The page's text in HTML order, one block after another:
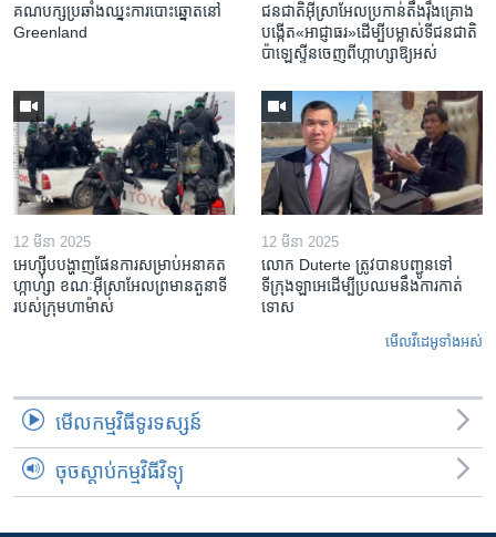
គណបក្ស​ប្រឆាំង​ឈ្នះ​ការបោះឆ្នោត​នៅ
Greenland
ជនជាតិ​អ៊ីស្រាអែល​ប្រកាន់​តឹងរ៉ឹង​គ្រោង​
បង្កើត​«អាជ្ញាធរ‍»​ដើម្បី​បម្លាស់​ទី​ជនជាតិ​
ប៉ាឡេស្ទីន​ចេញពី​ហ្កាហ្សា​ឱ្យ​អស់
12 មីនា 2025
អេហ្ស៊ីប​បង្ហាញ​ផែនការ​សម្រាប់​អនាគត​
ហ្កាហ្សា ខណៈ​អ៊ីស្រាអែល​ព្រមាន​តួនាទី​
របស់​ក្រុម​ហាម៉ាស់
12 មីនា 2025
លោក Duterte ត្រូវ​បាន​បញ្ជូនទៅ
ទីក្រុងឡាអេ​ដើម្បី​ប្រឈម​នឹង​ការកាត់
ទោស
មើល​វីដេអូ​ទាំង​អស់
មើល​កម្មវិធី​ទូរទស្សន៍
ចុចស្តាប់កម្មវិធីវិទ្យុ